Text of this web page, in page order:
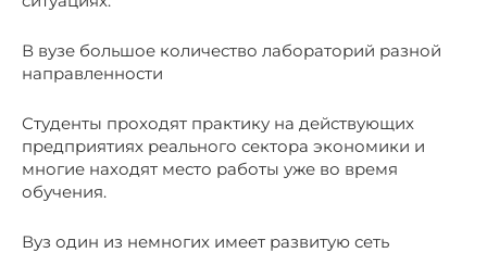
В вузе большое количество лабораторий разной
направленности
Студенты проходят практику на действующих
предприятиях реального сектора экономики и
многие находят место работы уже во время
обучения.
Вуз один из немногих имеет развитую сеть